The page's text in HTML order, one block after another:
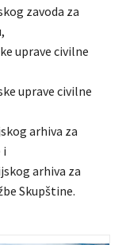
zavoda za
uprave civilne
uprave civilne
arhiva za
i
arhiva za
Skupštine.